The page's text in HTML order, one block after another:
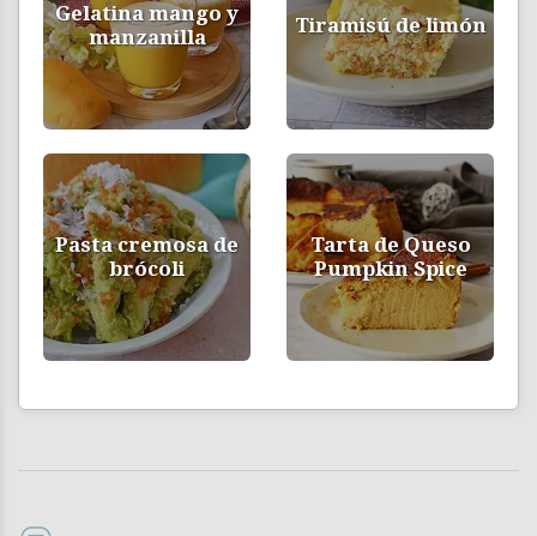
Gelatina mango y
manzanilla
Tiramisú de limón
Pasta cremosa de
brócoli
Tarta de Queso
Pumpkin Spice